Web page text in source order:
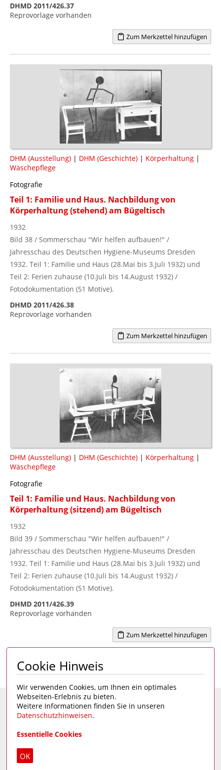
DHMD 2011/426.37
Reprovorlage vorhanden
Zum Merkzettel hinzufügen
DHM (Ausstellung) | DHM (Geschichte) | Körperhaltung |
Wäschepflege
Fotografie
Teil 1: Familie und Haus. Nachbildung von
Körperhaltung (stehend) am Bügeltisch
1932
Bild 38 / Sommerschau "Wir helfen aufbauen!" /
Jahresschau des Deutschen Hygiene-Museums Dresden
1932. Teil 1: Familie und Haus (28.Mai bis 3.Juli 1932) und
Teil 2: Ferien zuhause (10.Juli bis 14.August 1932) /
Fotodokumentation (51 Motive).
DHMD 2011/426.38
Reprovorlage vorhanden
Zum Merkzettel hinzufügen
DHM (Ausstellung) | DHM (Geschichte) | Körperhaltung |
Wäschepflege
Fotografie
Teil 1: Familie und Haus. Nachbildung von
Körperhaltung (sitzend) am Bügeltisch
1932
Bild 39 / Sommerschau "Wir helfen aufbauen!" /
Jahresschau des Deutschen Hygiene-Museums Dresden
1932. Teil 1: Familie und Haus (28.Mai bis 3.Juli 1932) und
Teil 2: Ferien zuhause (10.Juli bis 14.August 1932) /
Fotodokumentation (51 Motive).
DHMD 2011/426.39
Reprovorlage vorhanden
Zum Merkzettel hinzufügen
Seite 1 von 3 1 2 3 >
Eine Seite desDeutschen Hygiene-Museums
Cookie Hinweis
Wir verwenden Cookies, um Ihnen ein optimales
Webseiten-Erlebnis zu bieten.
Weitere Informationen finden Sie in unseren
Datenschutzhinweisen.
Essentielle Cookies
OK